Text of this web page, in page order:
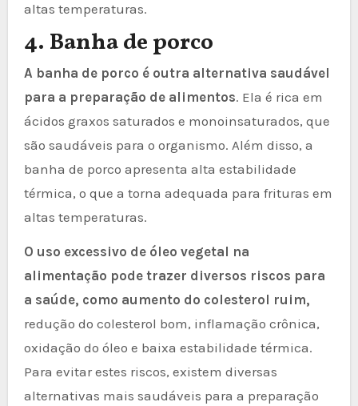
altas temperaturas.
4. Banha de porco
A banha de porco é outra alternativa saudável
para a preparação de alimentos. Ela é rica em
ácidos graxos saturados e monoinsaturados, que
são saudáveis para o organismo. Além disso, a
banha de porco apresenta alta estabilidade
térmica, o que a torna adequada para frituras em
altas temperaturas.
O uso excessivo de óleo vegetal na
alimentação pode trazer diversos riscos para
a saúde, como aumento do colesterol ruim,
redução do colesterol bom, inflamação crônica,
oxidação do óleo e baixa estabilidade térmica.
Para evitar estes riscos, existem diversas
alternativas mais saudáveis para a preparação